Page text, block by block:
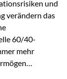
und
verändern das
60/40-
mehr